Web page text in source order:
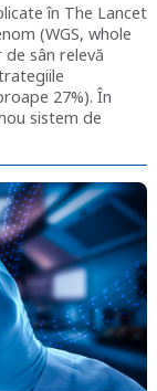
în The Lancet
(WGS, whole
sân relevă
27%). În
sistem de